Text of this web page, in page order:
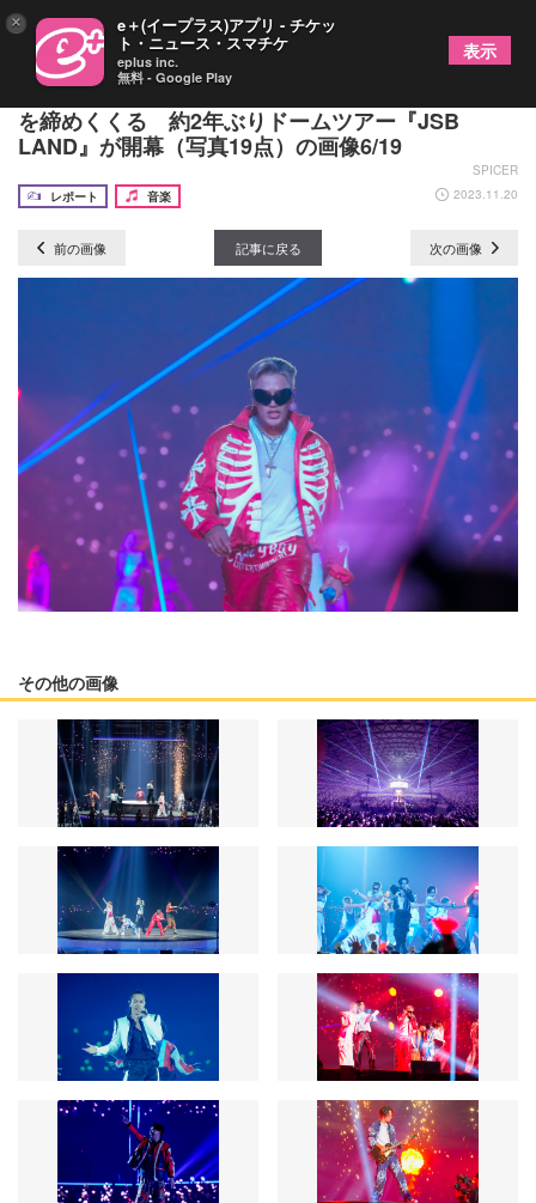
三代目 J SOUL BROTHERS、再始動をへて2023年
を締めくくる 約2年ぶりドームツアー『JSB
LAND』が開幕（写真19点）の画像6/19
SPICER
レポート
音楽 2023.11.20
前の画像 記事に戻る 次の画像
その他の画像
× e＋(イープラス)アプリ - チケッ
ト・ニュース・スマチケ
eplus inc.
無料 - Google Play
表示